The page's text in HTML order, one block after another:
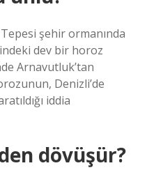
şehir ormanında
dev bir horoz
Arnavutluk’tan
Denizli’de
iddia
dövüşür?